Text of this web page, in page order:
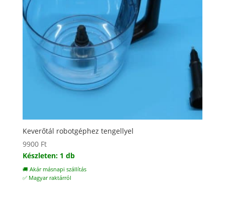
Keverőtál robotgéphez tengellyel
9900 Ft
Készleten: 1 db
🚚 Akár másnapi szállítás
✅ Magyar raktárról